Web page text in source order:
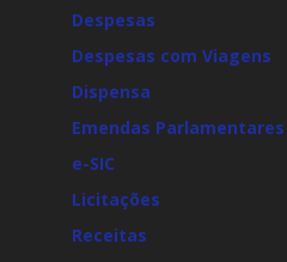
Despesas
Despesas com Viagens
Dispensa
Emendas Parlamentares
e-SIC
Licitações
Receitas